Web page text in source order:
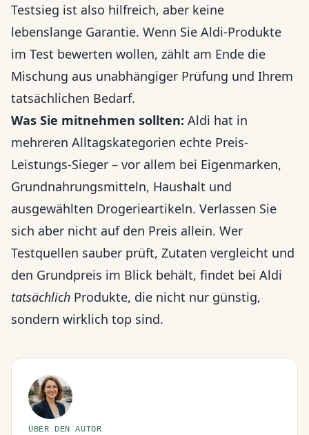
Testsieg ist also hilfreich, aber keine
lebenslange Garantie. Wenn Sie Aldi-Produkte
im Test bewerten wollen, zählt am Ende die
Mischung aus unabhängiger Prüfung und Ihrem
tatsächlichen Bedarf.
Was Sie mitnehmen sollten: Aldi hat in
mehreren Alltagskategorien echte Preis-
Leistungs-Sieger – vor allem bei Eigenmarken,
Grundnahrungsmitteln, Haushalt und
ausgewählten Drogerieartikeln. Verlassen Sie
sich aber nicht auf den Preis allein. Wer
Testquellen sauber prüft, Zutaten vergleicht und
den Grundpreis im Blick behält, findet bei Aldi
tatsächlich Produkte, die nicht nur günstig,
sondern wirklich top sind.
ÜBER DEN AUTOR